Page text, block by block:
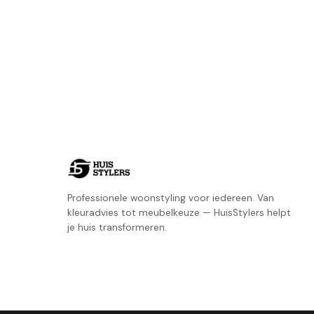
Professionele woonstyling voor iedereen. Van
kleuradvies tot meubelkeuze — HuisStylers helpt
je huis transformeren.